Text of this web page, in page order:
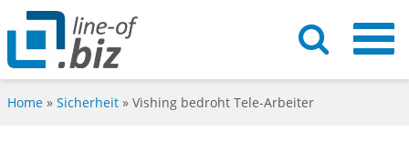
Home » Sicherheit » Vishing bedroht Tele-Arbeiter